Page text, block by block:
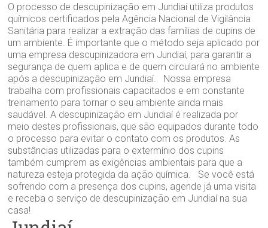
O processo de descupinização em Jundiaí utiliza produtos
químicos certificados pela Agência Nacional de Vigilância
Sanitária para realizar a extração das famílias de cupins de
um ambiente. É importante que o método seja aplicado por
uma empresa descupinizadora em Jundiaí, para garantir a
segurança de quem aplica e de quem circulará no ambiente
após a descupinização em Jundiaí. Nossa empresa
trabalha com profissionais capacitados e em constante
treinamento para tornar o seu ambiente ainda mais
saudável. A descupinização em Jundiaí é realizada por
meio destes profissionais, que são equipados durante todo
o processo para evitar o contato com os produtos. As
substâncias utilizadas para o extermínio dos cupins
também cumprem as exigências ambientais para que a
natureza esteja protegida da ação química. Se você está
sofrendo com a presença dos cupins, agende já uma visita
e receba o serviço de descupinização em Jundiaí na sua
casa!